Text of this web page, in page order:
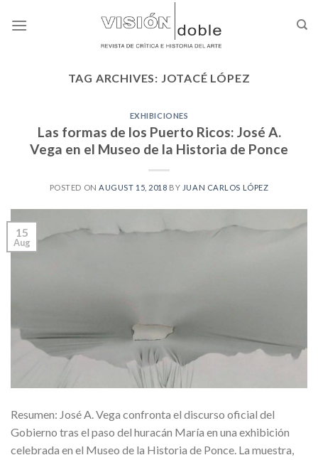
TAG ARCHIVES: JOTACÉ LÓPEZ
EXHIBICIONES
Las formas de los Puerto Ricos: José A.
Vega en el Museo de la Historia de Ponce
POSTED ON AUGUST 15, 2018 BY JUAN CARLOS LÓPEZ
15
Aug
Resumen: José A. Vega confronta el discurso oficial del
Gobierno tras el paso del huracán María en una exhibición
celebrada en el Museo de la Historia de Ponce. La muestra,